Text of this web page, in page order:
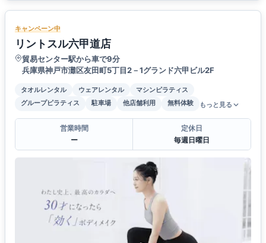
キャンペーン中
リントスル六甲道店
貿易センター駅から車で9分
兵庫県神戸市灘区友田町5丁目2－1グランド六甲ビル2F
タオルレンタル ウェアレンタル
マシンピラティス
グループピラティス
駐車場 他店舗利用 無料体験 もっと見る
営業時間
ー
定休日
毎週日曜日